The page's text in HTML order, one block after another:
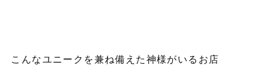
こんなユニークを兼ね備えた神様がいるお店